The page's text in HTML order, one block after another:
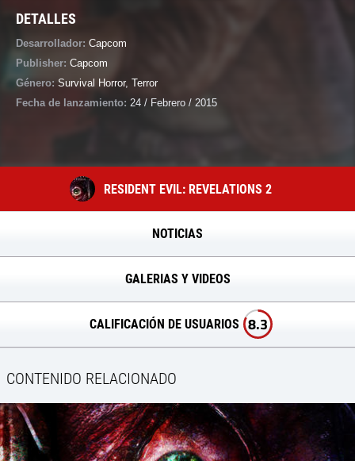
DETALLES
Desarrollador: Capcom
Publisher: Capcom
Género: Survival Horror, Terror
Fecha de lanzamiento: 24 / Febrero / 2015
RESIDENT EVIL: REVELATIONS 2
NOTICIAS
GALERIAS Y VIDEOS
CALIFICACIÓN DE USUARIOS 8.3
CONTENIDO RELACIONADO